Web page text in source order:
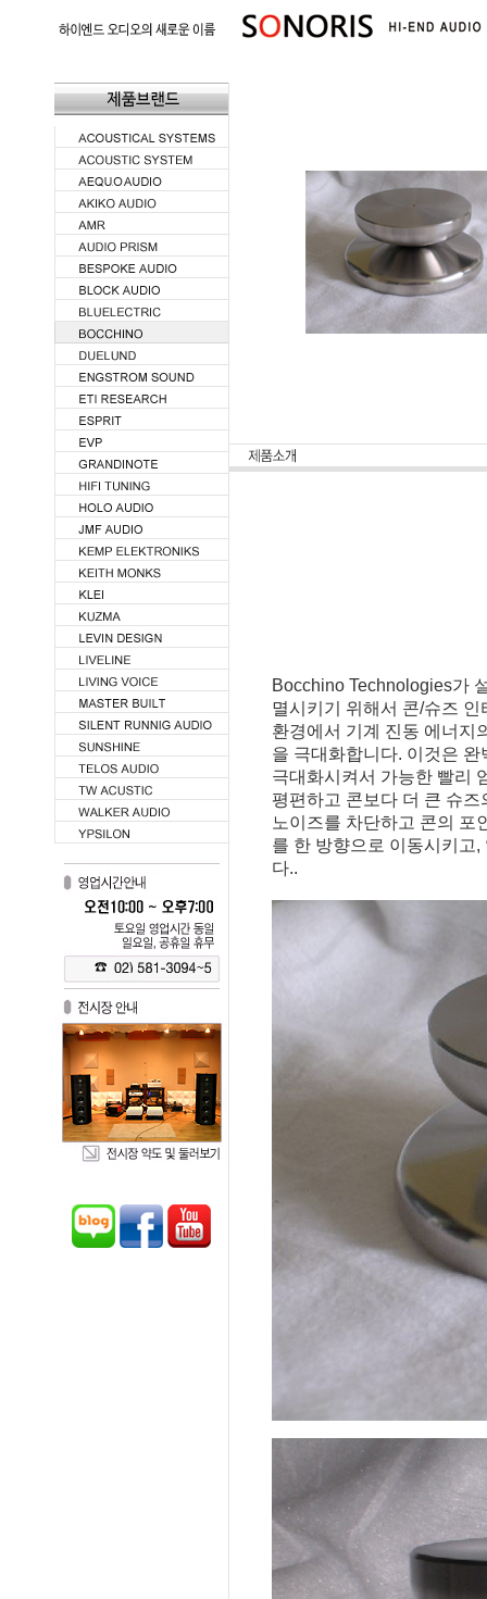
Bocchino Technologies가
멸시키기 위해서 콘/슈즈
환경에서 기계 진동 에너지
을 극대화합니다. 이것은
극대화시켜서 가능한 빨리
평편하고 콘보다 더 큰 슈
노이즈를 차단하고 콘의 포
를 한 방향으로 이동시키고
다..